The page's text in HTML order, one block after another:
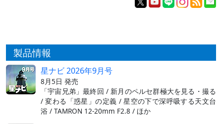
製品情報
星ナビ 2026年9月号
8月5日 発売
「宇宙兄弟」最終回 / 新月のペルセ群極大を見る・撮る
/ 変わる「惑星」の定義 / 星空の下で深呼吸する天文台
浴 / TAMRON 12-20mm F2.8 / ほか